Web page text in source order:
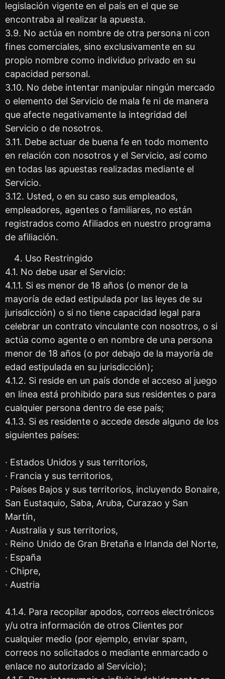
legislación vigente en el país en el que se
encontraba al realizar la apuesta.
3.9. No actúa en nombre de otra persona ni con
fines comerciales, sino exclusivamente en su
propio nombre como individuo privado en su
capacidad personal.
3.10. No debe intentar manipular ningún mercado
o elemento del Servicio de mala fe ni de manera
que afecte negativamente la integridad del
Servicio o de nosotros.
3.11. Debe actuar de buena fe en todo momento
en relación con nosotros y el Servicio, así como
en todas las apuestas realizadas mediante el
Servicio.
3.12. Usted, o en su caso sus empleados,
empleadores, agentes o familiares, no están
registrados como Afiliados en nuestro programa
de afiliación.
Uso Restringido
4.1. No debe usar el Servicio:
4.1.1. Si es menor de 18 años (o menor de la
mayoría de edad estipulada por las leyes de su
jurisdicción) o si no tiene capacidad legal para
celebrar un contrato vinculante con nosotros, o si
actúa como agente o en nombre de una persona
menor de 18 años (o por debajo de la mayoría de
edad estipulada en su jurisdicción);
4.1.2. Si reside en un país donde el acceso al juego
en línea está prohibido para sus residentes o para
cualquier persona dentro de ese país;
4.1.3. Si es residente o accede desde alguno de los
siguientes países:
· Estados Unidos y sus territorios,
· Francia y sus territorios,
· Países Bajos y sus territorios, incluyendo Bonaire,
San Eustaquio, Saba, Aruba, Curazao y San
Martín,
· Australia y sus territorios,
· Reino Unido de Gran Bretaña e Irlanda del Norte,
· España
· Chipre,
· Austria
4.1.4. Para recopilar apodos, correos electrónicos
y/u otra información de otros Clientes por
cualquier medio (por ejemplo, enviar spam,
correos no solicitados o mediante enmarcado o
enlace no autorizado al Servicio);